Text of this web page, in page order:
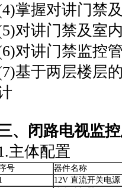
掌握对讲门禁
对讲门禁及室
对讲门禁监控
基于两层楼层
、闭路电视监
主体配置
号
器件名称
12V 直流开关电源